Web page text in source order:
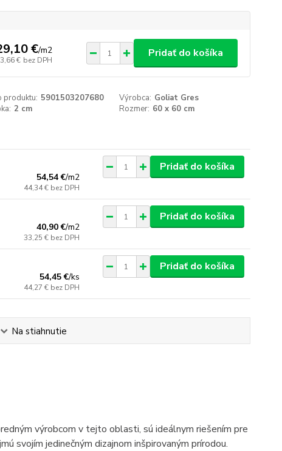
€/m2
€ bez DPH
Pridať do košíka
produktu: 5901503207680 Výrobca: Goliat Gres
2 cm Rozmer: 60 x 60 cm
54,54 €/m2
44,34 € bez DPH
Pridať do košíka
40,90 €/m2
33,25 € bez DPH
Pridať do košíka
54,45 €/ks
44,27 € bez DPH
Pridať do košíka
Na stiahnutie
výrobcom v tejto oblasti, sú ideálnym riešením pre
svojím jedinečným dizajnom inšpirovaným prírodou.